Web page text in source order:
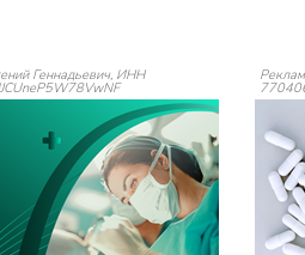
Геннадьевич, ИНН